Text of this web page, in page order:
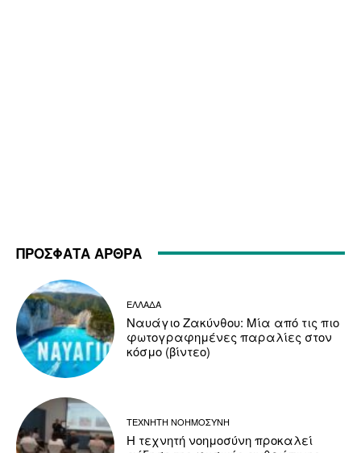
ΠΡΟΣΦΑΤΑ ΑΡΘΡΑ
ΕΛΛΑΔΑ
Ναυάγιο Ζακύνθου: Μία από τις πιο
φωτογραφημένες παραλίες στον
κόσμο (βίντεο)
ΤΕΧΝΗΤΗ ΝΟΗΜΟΣΥΝΗ
Η τεχνητή νοημοσύνη προκαλεί